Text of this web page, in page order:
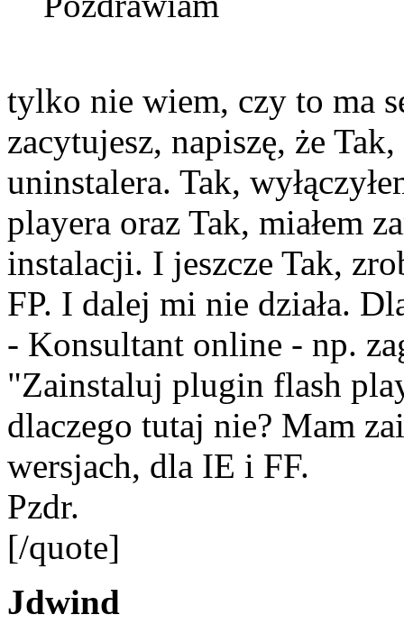
tylko nie wiem, czy to ma
zacytujesz, napiszę, że
uninstalera. Tak,
playera oraz Tak, miałem
instalacji. I jeszcze Tak,
FP. I dalej mi nie działa.
- Konsultant online - np.
"Zainstaluj plugin flash
dlaczego tutaj nie? Mam
wersjach, dla IE i FF.
Pzdr.
[/quote]
Jdwind